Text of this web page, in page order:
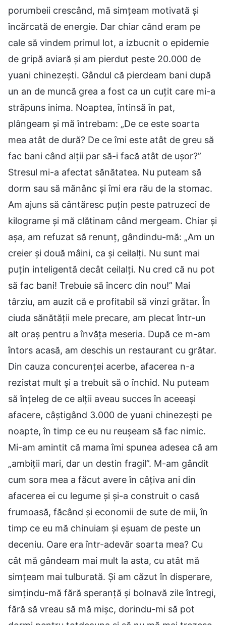
porumbeii crescând, mă simțeam motivată și
încărcată de energie. Dar chiar când eram pe
cale să vindem primul lot, a izbucnit o epidemie
de gripă aviară și am pierdut peste 20.000 de
yuani chinezești. Gândul că pierdeam bani după
un an de muncă grea a fost ca un cuțit care mi-a
străpuns inima. Noaptea, întinsă în pat,
plângeam și mă întrebam: „De ce este soarta
mea atât de dură? De ce îmi este atât de greu să
fac bani când alții par să-i facă atât de ușor?”
Stresul mi-a afectat sănătatea. Nu puteam să
dorm sau să mănânc și îmi era rău de la stomac.
Am ajuns să cântăresc puțin peste patruzeci de
kilograme și mă clătinam când mergeam. Chiar și
așa, am refuzat să renunț, gândindu-mă: „Am un
creier și două mâini, ca și ceilalți. Nu sunt mai
puțin inteligentă decât ceilalți. Nu cred că nu pot
să fac bani! Trebuie să încerc din nou!” Mai
târziu, am auzit că e profitabil să vinzi grătar. În
ciuda sănătății mele precare, am plecat într-un
alt oraș pentru a învăța meseria. După ce m-am
întors acasă, am deschis un restaurant cu grătar.
Din cauza concurenței acerbe, afacerea n-a
rezistat mult și a trebuit să o închid. Nu puteam
să înțeleg de ce alții aveau succes în aceeași
afacere, câștigând 3.000 de yuani chinezești pe
noapte, în timp ce eu nu reușeam să fac nimic.
Mi-am amintit că mama îmi spunea adesea că am
„ambiții mari, dar un destin fragil”. M-am gândit
cum sora mea a făcut avere în câțiva ani din
afacerea ei cu legume și și-a construit o casă
frumoasă, făcând și economii de sute de mii, în
timp ce eu mă chinuiam și eșuam de peste un
deceniu. Oare era într-adevăr soarta mea? Cu
cât mă gândeam mai mult la asta, cu atât mă
simțeam mai tulburată. Și am căzut în disperare,
simțindu-mă fără speranță și bolnavă zile întregi,
fără să vreau să mă mișc, dorindu-mi să pot